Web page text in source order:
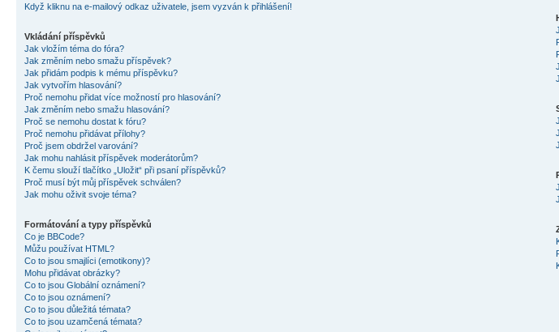
Když kliknu na e-mailový odkaz uživatele, jsem vyzván k přihlášení!
Vkládání příspěvků
Jak vložím téma do fóra?
Jak změním nebo smažu příspěvek?
Jak přidám podpis k mému příspěvku?
Jak vytvořím hlasování?
Proč nemohu přidat více možností pro hlasování?
Jak změním nebo smažu hlasování?
Proč se nemohu dostat k fóru?
Proč nemohu přidávat přílohy?
Proč jsem obdržel varování?
Jak mohu nahlásit příspěvek moderátorům?
K čemu slouží tlačítko „Uložit“ při psaní příspěvků?
Proč musí být můj příspěvek schválen?
Jak mohu oživit svoje téma?
Formátování a typy příspěvků
Co je BBCode?
Můžu používat HTML?
Co to jsou smajlíci (emotikony)?
Mohu přidávat obrázky?
Co to jsou Globální oznámení?
Co to jsou oznámení?
Co to jsou důležitá témata?
Co to jsou uzamčená témata?